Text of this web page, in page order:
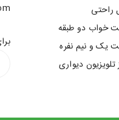
راحتی
خواب دو طبقه
یک و نیم نفره
تلویزیون دیواری